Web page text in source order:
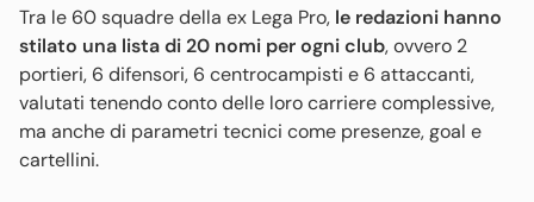
Tra le 60 squadre della ex Lega Pro, le redazioni hanno
stilato una lista di 20 nomi per ogni club, ovvero 2
portieri, 6 difensori, 6 centrocampisti e 6 attaccanti,
valutati tenendo conto delle loro carriere complessive,
ma anche di parametri tecnici come presenze, goal e
cartellini.